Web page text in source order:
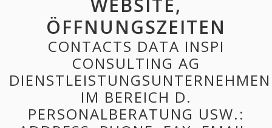
WEBSITE,
ÖFFNUNGSZEITEN
CONTACTS DATA INSPI
CONSULTING AG
DIENSTLEISTUNGSUNTERNEHMEN
IM BEREICH D.
PERSONALBERATUNG USW.: